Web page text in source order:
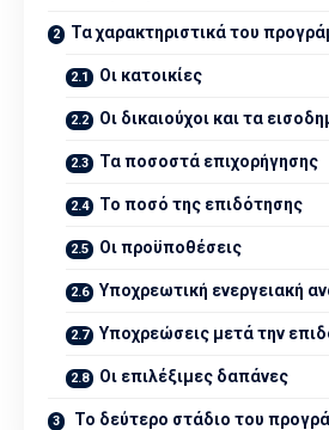
Τα χαρακτηριστικά του
Οι κατοικίες
Οι δικαιούχοι και τα
Τα ποσοστά επιχορήγησης
Το ποσό της επιδότησης
Οι προϋποθέσεις
Υποχρεωτική ενεργειακή
Υποχρεώσεις μετά την
Οι επιλέξιμες δαπάνες
Το δεύτερο στάδιο του